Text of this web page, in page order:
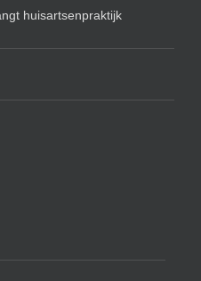
huisartsenpraktijk